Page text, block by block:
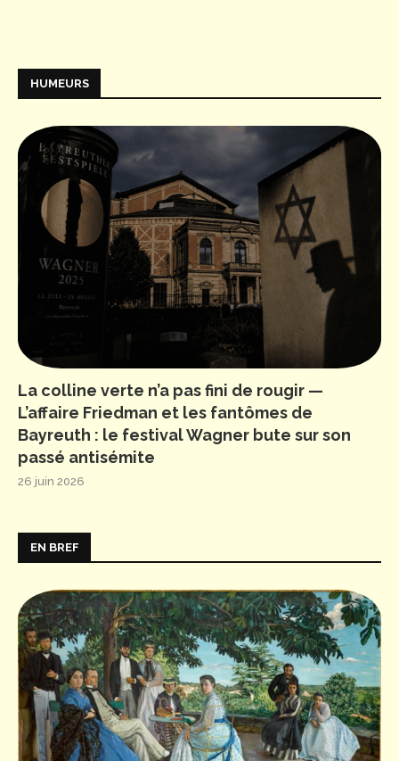
HUMEURS
La colline verte n’a pas fini de rougir —
L’affaire Friedman et les fantômes de
Bayreuth : le festival Wagner bute sur son
passé antisémite
26 juin 2026
EN BREF